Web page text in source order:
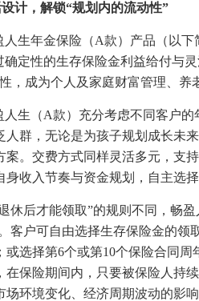
计，解锁“规划内的流动性”
生年金保险（A款）产品（以
确定性的生存保险金利益给付与
，成为个人及家庭财富管理、养
生（A款）充分考虑不同客户
人群，无论是为孩子规划成长未
。交费方式同样灵活多元，支
身收入节奏与资金规划，自主选
休后才能领取”的规则不同，畅
客户可自由选择生存保险金的
选择第6个或第10个保险合同
在保险期间内，只要被保险人持
环境变化、经济周期波动的影